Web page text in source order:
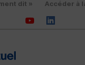
dit »
Accéder à